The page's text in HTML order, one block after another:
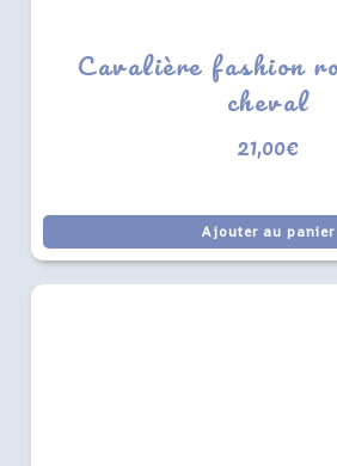
Cavalière fashion
cheval
21,00€
Ajouter au panier